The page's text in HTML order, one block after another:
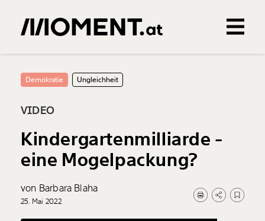
0Treffer
Demokratie Ungleichheit
VIDEO
Kindergartenmilliarde -
eine Mogelpackung?
von Barbara Blaha
25. Mai 2022